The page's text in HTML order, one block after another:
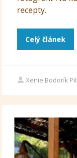
recepty.
Celý článek
Xenie Bodorík